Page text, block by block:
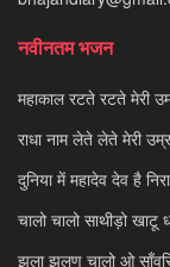
नवीनतम भजन
महाकाल रटते रटते मेरी
राधा नाम लेते लेते मेरी
दुनिया में महादेव देव है
चालो चालो साथीड़ो खाटू
झूला झूलण चालो ओ